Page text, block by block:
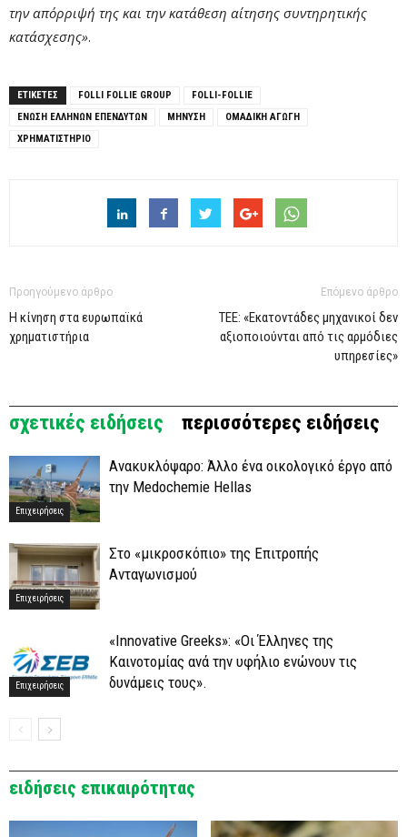
την απόρριψή της και την κατάθεση αίτησης συντηρητικής
κατάσχεσης».
ΕΤΙΚΕΤΕΣ FOLLI FOLLIE GROUP
FOLLI-FOLLIE
ΕΝΩΣΗ ΕΛΛΗΝΩΝ ΕΠΕΝΔΥΤΩΝ
ΜΗΝΥΣΗ
ΟΜΑΔΙΚΗ ΑΓΩΓΗ
ΧΡΗΜΑΤΙΣΤΗΡΙΟ
Προηγούμενο άρθρο
Η κίνηση στα ευρωπαϊκά
χρηματιστήρια
Επόμενο άρθρο
ΤΕΕ: «Εκατοντάδες μηχανικοί δεν
αξιοποιούνται από τις αρμόδιες
υπηρεσίες»
σχετικές ειδήσεις περισσότερες ειδήσεις
Επιχειρήσεις
Ανακυκλόψαρο: Άλλο ένα οικολογικό έργο από
την Medochemie Hellas
Επιχειρήσεις
Στο «μικροσκόπιο» της Επιτροπής
Ανταγωνισμού
Επιχειρήσεις
«Innovative Greeks»: «Οι Έλληνες της
Καινοτομίας ανά την υφήλιο ενώνουν τις
δυνάμεις τους».
ειδήσεις επικαιρότητας